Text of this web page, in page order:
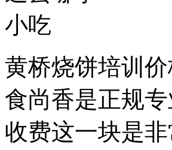
黄桥烧饼培训
食尚香是正规
收费这一块是